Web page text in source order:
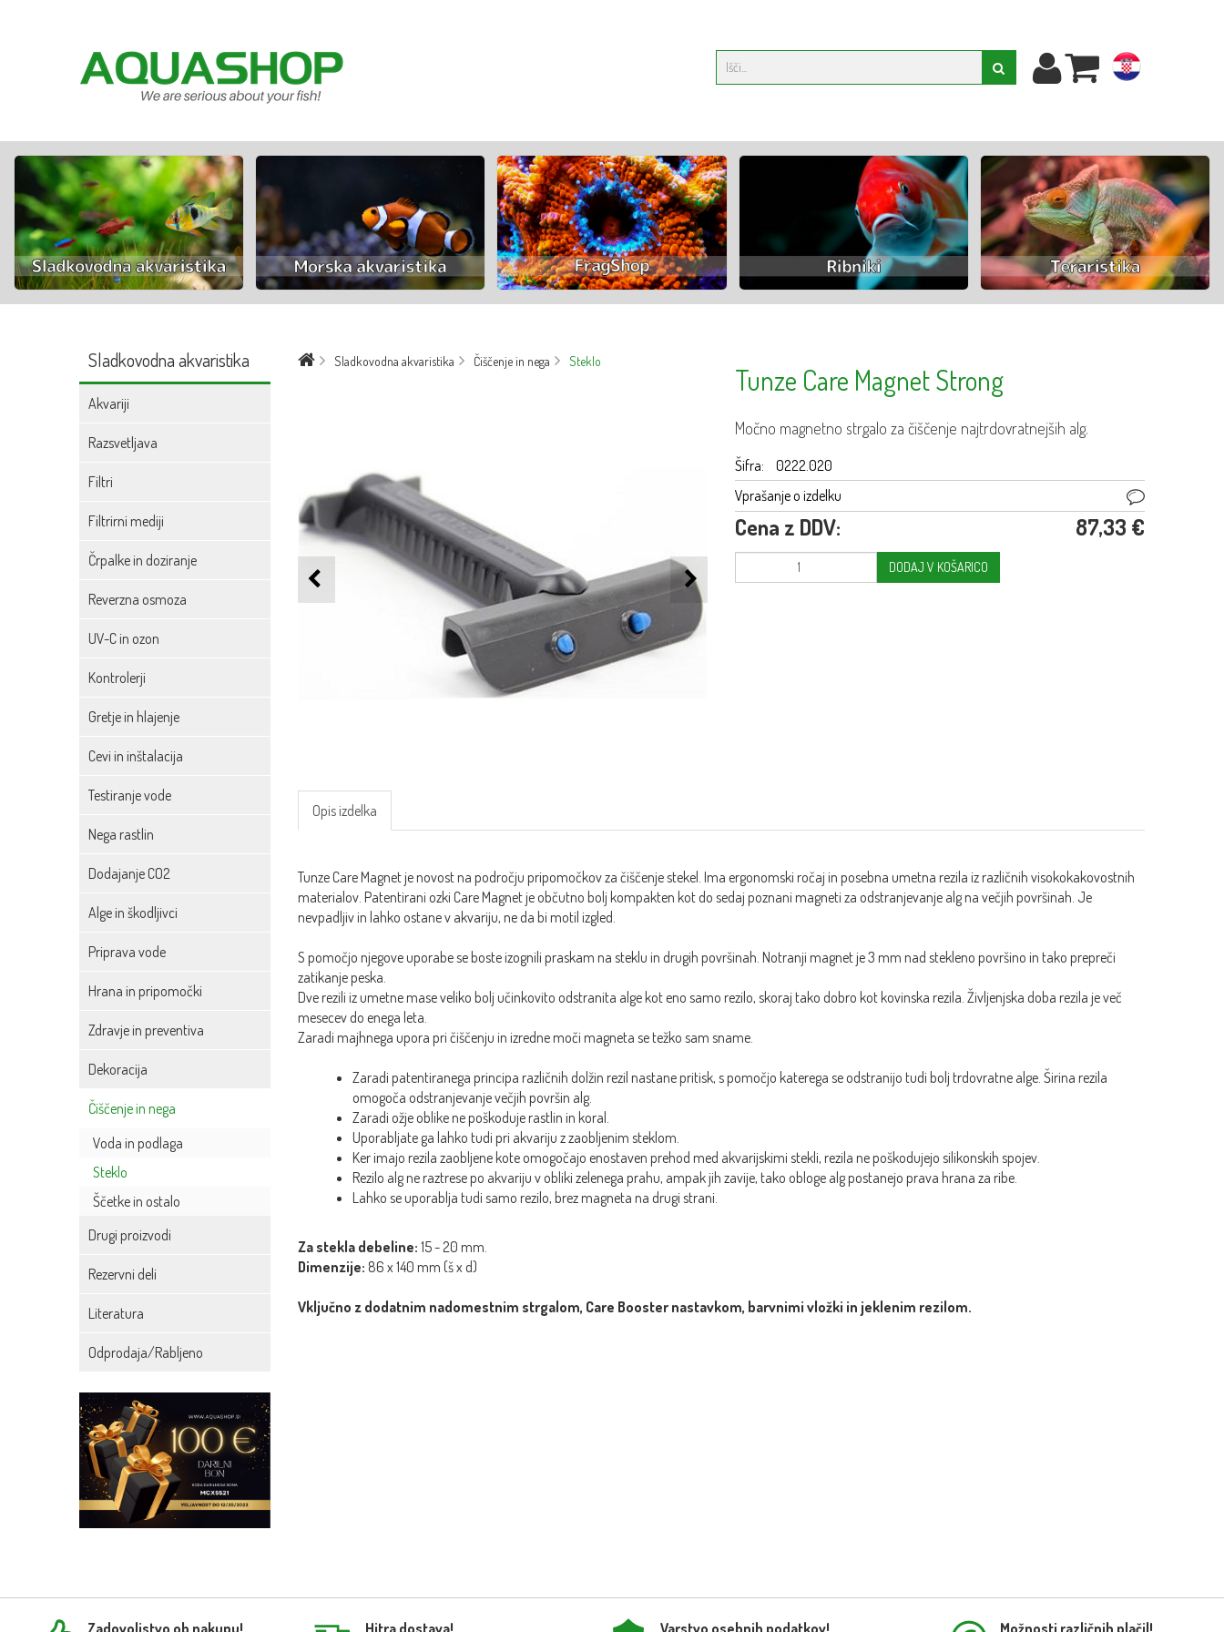
Sladkovodna akvaristika
Akvariji
Razsvetljava
Filtri
Filtrirni mediji
Črpalke in doziranje
Reverzna osmoza
UV-C in ozon
Kontrolerji
Gretje in hlajenje
Cevi in inštalacija
Testiranje vode
Nega rastlin
Dodajanje CO2
Alge in škodljivci
Priprava vode
Hrana in pripomočki
Zdravje in preventiva
Dekoracija
Čiščenje in nega
Voda in podlaga
Steklo
Ščetke in ostalo
Drugi proizvodi
Rezervni deli
Literatura
Odprodaja/Rabljeno
Sladkovodna akvaristika Čiščenje in nega Steklo
Tunze Care Magnet Strong
Močno magnetno strgalo za čiščenje najtrdovratnejših alg.
Šifra:
0222.020
Vprašanje o izdelku
Cena z DDV: 87,33 €
DODAJ V KOŠARICO
Opis izdelka
Tunze Care Magnet je novost na področju pripomočkov za čiščenje stekel. Ima ergonomski ročaj in posebna umetna rezila iz različnih visokokakovostnih
materialov. Patentirani ozki Care Magnet je občutno bolj kompakten kot do sedaj poznani magneti za odstranjevanje alg na večjih površinah. Je
nevpadljiv in lahko ostane v akvariju, ne da bi motil izgled.
S pomočjo njegove uporabe se boste izognili praskam na steklu in drugih površinah. Notranji magnet je 3 mm nad stekleno površino in tako prepreči
zatikanje peska.
Dve rezili iz umetne mase veliko bolj učinkovito odstranita alge kot eno samo rezilo, skoraj tako dobro kot kovinska rezila. Življenjska doba rezila je več
mesecev do enega leta.
Zaradi majhnega upora pri čiščenju in izredne moči magneta se težko sam sname.
Zaradi patentiranega principa različnih dolžin rezil nastane pritisk, s pomočjo katerega se odstranijo tudi bolj trdovratne alge. Širina rezila
omogoča odstranjevanje večjih površin alg.
Zaradi ožje oblike ne poškoduje rastlin in koral.
Uporabljate ga lahko tudi pri akvariju z zaobljenim steklom.
Ker imajo rezila zaobljene kote omogočajo enostaven prehod med akvarijskimi stekli, rezila ne poškodujejo silikonskih spojev.
Rezilo alg ne raztrese po akvariju v obliki zelenega prahu, ampak jih zavije, tako obloge alg postanejo prava hrana za ribe.
Lahko se uporablja tudi samo rezilo, brez magneta na drugi strani.
Za stekla debeline: 15 - 20 mm.
Dimenzije: 86 x 140 mm (š x d)
Vključno z dodatnim nadomestnim strgalom, Care Booster nastavkom, barvnimi vložki in jeklenim rezilom.
Zadovoljstvo ob nakupu! Hitra dostava! Varstvo osebnih podatkov! Možnosti različnih plačil!